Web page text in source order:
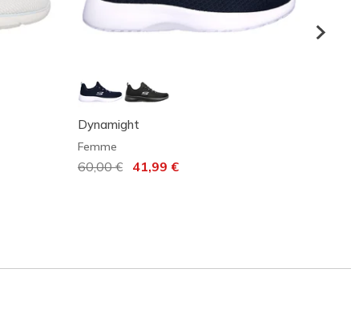
Dynamight
Femme
Prix réduit de
60,00 €à 41,99 €